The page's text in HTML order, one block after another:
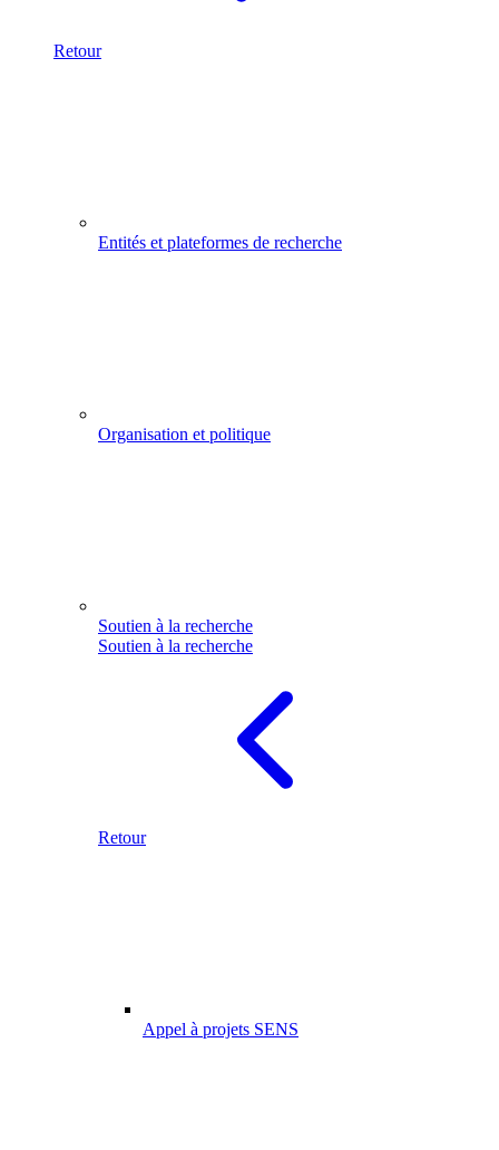
Retour
Entités et plateformes de recherche
Organisation et politique
Soutien à la recherche
Soutien à la recherche
Retour
Appel à projets SENS